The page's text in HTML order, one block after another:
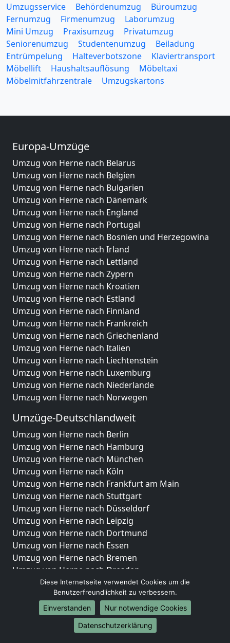
Umzugsservice Behördenumzug
Büroumzug
Fernumzug
Firmenumzug
Laborumzug
Mini Umzug
Praxisumzug
Privatumzug
Seniorenumzug
Studentenumzug
Beiladung
Entrümpelung
Halteverbotszone
Klaviertransport
Möbellift
Haushaltsauflösung
Möbeltaxi
Möbelmitfahrzentrale
Umzugskartons
Europa-Umzüge
Umzug von Herne nach Belarus
Umzug von Herne nach Belgien
Umzug von Herne nach Bulgarien
Umzug von Herne nach Dänemark
Umzug von Herne nach England
Umzug von Herne nach Portugal
Umzug von Herne nach Bosnien und Herzegowina
Umzug von Herne nach Irland
Umzug von Herne nach Lettland
Umzug von Herne nach Zypern
Umzug von Herne nach Kroatien
Umzug von Herne nach Estland
Umzug von Herne nach Finnland
Umzug von Herne nach Frankreich
Umzug von Herne nach Griechenland
Umzug von Herne nach Italien
Umzug von Herne nach Liechtenstein
Umzug von Herne nach Luxemburg
Umzug von Herne nach Niederlande
Umzug von Herne nach Norwegen
Umzüge-Deutschlandweit
Umzug von Herne nach Berlin
Umzug von Herne nach Hamburg
Umzug von Herne nach München
Umzug von Herne nach Köln
Umzug von Herne nach Frankfurt am Main
Umzug von Herne nach Stuttgart
Umzug von Herne nach Düsseldorf
Umzug von Herne nach Leipzig
Umzug von Herne nach Dortmund
Umzug von Herne nach Essen
Umzug von Herne nach Bremen
Umzug von Herne nach Dresden
Umzug von Herne nach Hannover
Umzug von Herne nach Nürnberg
Umzug von Herne nach Duisburg
Umzug von Herne nach Bochum
Umzug von Herne nach Wuppertal
Diese Internetseite verwendet Cookies um die
Benutzerfreundlichkeit zu verbessern.
Einverstanden
Nur notwendige Cookies
Datenschutzerklärung